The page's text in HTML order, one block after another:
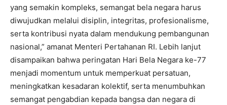
yang semakin kompleks, semangat bela negara harus
diwujudkan melalui disiplin, integritas, profesionalisme,
serta kontribusi nyata dalam mendukung pembangunan
nasional,” amanat Menteri Pertahanan RI. Lebih lanjut
disampaikan bahwa peringatan Hari Bela Negara ke-77
menjadi momentum untuk memperkuat persatuan,
meningkatkan kesadaran kolektif, serta menumbuhkan
semangat pengabdian kepada bangsa dan negara di